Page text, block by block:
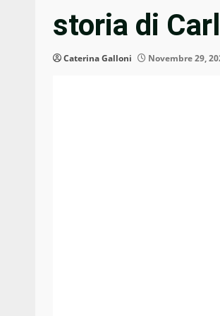
storia di
Caterina Galloni Novembre 29,